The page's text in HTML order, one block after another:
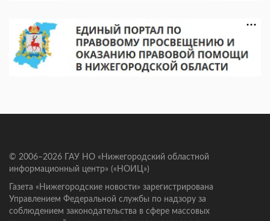
© 2006–2026 ГАУ НО «Нижегородский областной
информационный центр» («НОИЦ»)
Газета «Нижегородские новости» зарегистрирована
Управлением Федеральной службы по надзору за
соблюдением законодательства в сфере массовых